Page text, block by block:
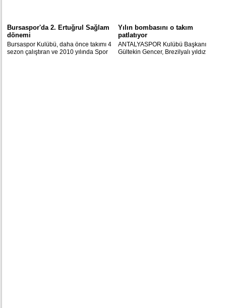
Bursaspor'da 2. Ertuğrul Sağlam
dönemi
Bursaspor Kulübü, daha önce takımı 4
sezon çalıştıran ve 2010 yılında Spor
Yılın bombasını o takım
patlatıyor
ANTALYASPOR Kulübü Başkanı
Gültekin Gencer, Brezilyalı yıldız